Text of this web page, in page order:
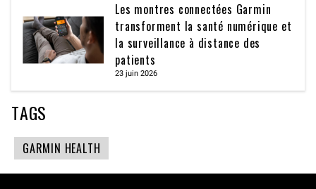
Les montres connectées Garmin
transforment la santé numérique et
la surveillance à distance des
patients
23 juin 2026
TAGS
GARMIN HEALTH